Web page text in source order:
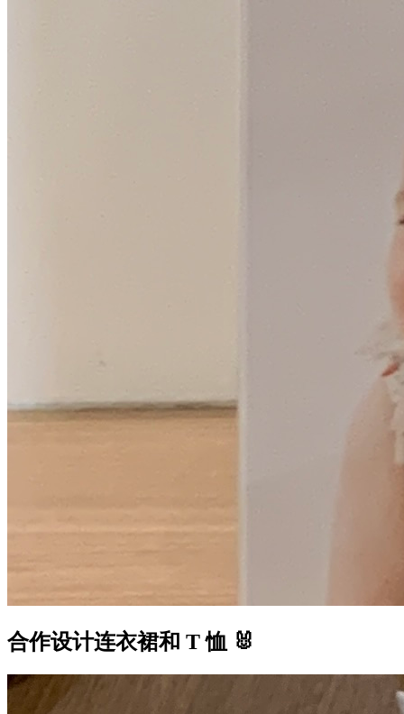
合作设计连衣裙和 T 恤 🐰